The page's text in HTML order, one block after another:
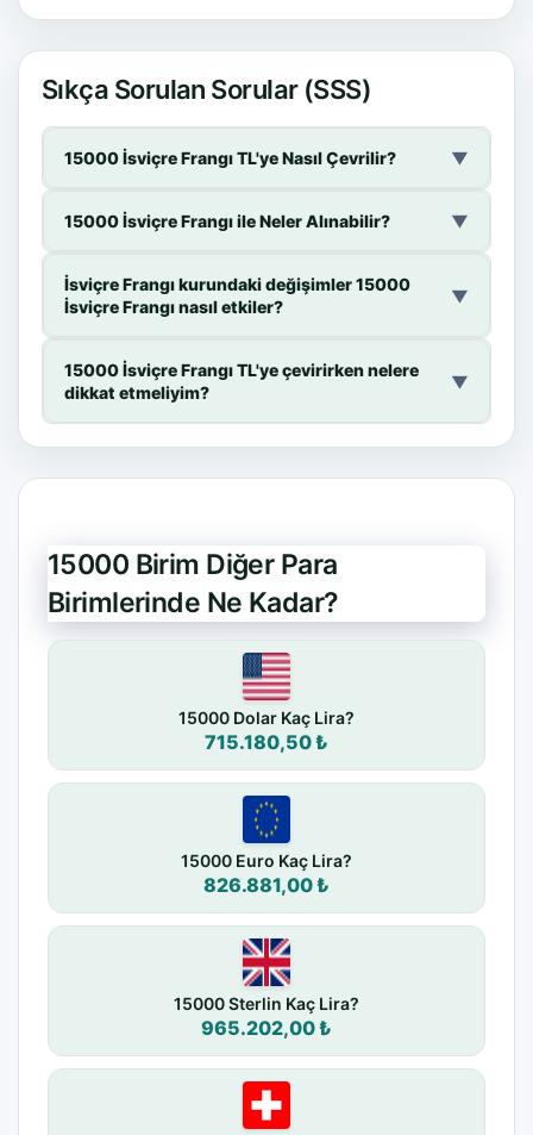
Sıkça Sorulan Sorular (SSS)
15000 İsviçre Frangı TL'ye Nasıl Çevrilir? ▼
15000 İsviçre Frangı ile Neler Alınabilir? ▼
İsviçre Frangı kurundaki değişimler 15000
İsviçre Frangı nasıl etkiler?
▼
15000 İsviçre Frangı TL'ye çevirirken nelere
dikkat etmeliyim?
▼
15000 Birim Diğer Para
Birimlerinde Ne Kadar?
15000 Dolar Kaç Lira?
715.180,50 ₺
15000 Euro Kaç Lira?
826.881,00 ₺
15000 Sterlin Kaç Lira?
965.202,00 ₺